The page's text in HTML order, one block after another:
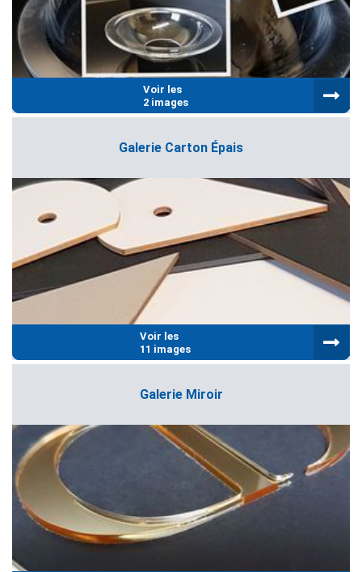
Voir les
2 images
Galerie Carton Épais
Voir les
11 images
Galerie Miroir